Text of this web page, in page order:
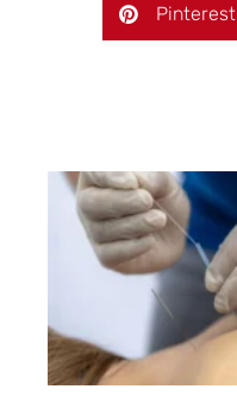
Pinterest